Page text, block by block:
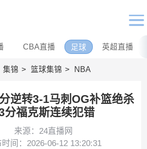
CBA直播 足球 英超直播
集锦 篮球集锦 NBA
逆转3-1马刺OG补篮绝杀
分福克斯连续犯错
来源：24直播网
间：2026-06-12 13:20:31